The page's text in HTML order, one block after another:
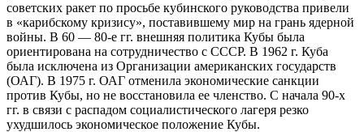
советских ракет по просьбе кубинского руководства привели
в «карибскому кризису», поставившему мир на грань ядерной
войны. В 60 — 80-е гг. внешняя политика Кубы была
ориентирована на сотрудничество с СССР. В 1962 г. Куба
была исключена из Организации американских государств
(ОАГ). В 1975 г. ОАГ отменила экономические санкции
против Кубы, но не восстановила ее членство. С начала 90-х
гг. в связи с распадом социалистического лагеря резко
ухудшилось экономическое положение Кубы.